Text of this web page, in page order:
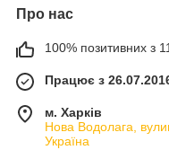
Про нас
100% позитивних з 11
Працює з
м. Харків
Нова Водолага,
Україна